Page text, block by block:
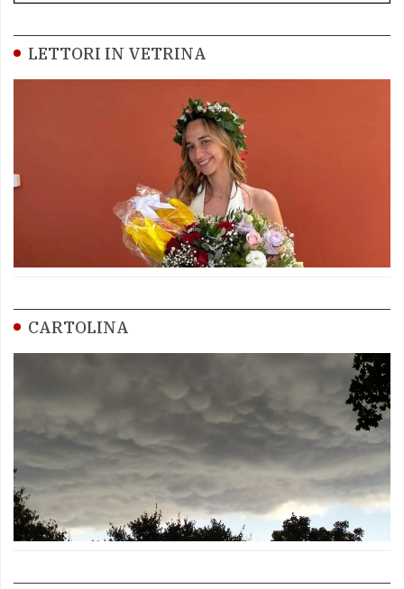
LETTORI IN VETRINA
CARTOLINA